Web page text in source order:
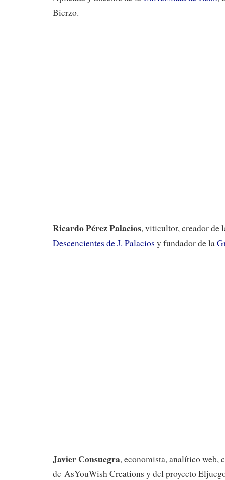
Bierzo.
Ricardo Pérez Palacios, viticultor, creador de
Descencientes de J. Palacios y fundador de la
Javier Consuegra, economista, analítico web,
de AsYouWish Creations y del proyecto